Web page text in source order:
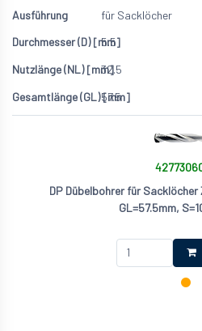
für Sacklöcher
5.5
32.5
57.5
DP Dübelbohrer für Sacklöcher
GL=57.5mm,